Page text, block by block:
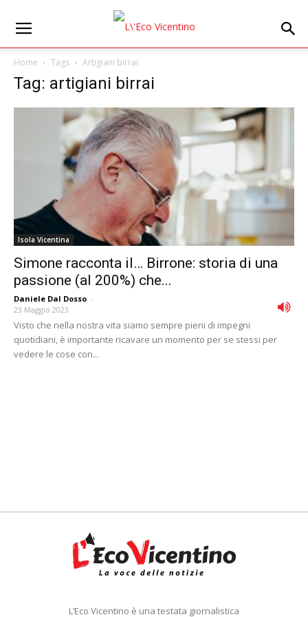
Home Tags Artigiani birrai
Tag: artigiani birrai
Isola Vicentina
Simone racconta il… Birrone: storia di una
passione (al 200%) che...
Daniele Dal Dosso -
23 Maggio 2023
Visto che nella nostra vita siamo sempre pieni di impegni
quotidiani, è importante ricavare un momento per se stessi per
vedere le cose con...
L’Eco Vicentino è una testata giornalistica